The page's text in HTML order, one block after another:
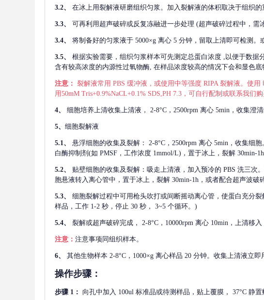
3.2、 在冰上用裂解液研磨组织匀浆。加入裂解液的体积取决于组织
3.3、 可再利用超声破碎或反复冻融进一步处理 (超声破碎过程中，需
3.4、 将制备好的匀浆液于 5000×g 离心 5 分钟，留取上清即可检测。
3.5、 根据实验需要，组织匀浆样本可先测定总蛋白浓度 ,以便于数据
含有较高浓度的内源性过氧物酶, 在样品浓度较高的情况下会和显色
注意： 裂解液常用 PBS 缓冲液，或使用中等强度 RIPA 裂解液。使
用50mM Tris+0.9%NaCL+0.1% SDS,PH 7.3，可自行配制或联系我们购
4、 细胞培养上清收集上清液， 2-8°C，2500rpm 离心 5min，收集澄
5、 细胞裂解液
5.1、 悬浮细胞的收集及裂解：
2-8°C，2500rpm 离心 5min，收集细
白酶抑制剂(如 PMSF，工作浓度 1mmol/L)，置于冰上，裂解 30min-
5.2、 贴壁细胞的收集及裂解：吸走上清液，加入预冷的 PBS 洗三次
胞悬液转入离心管中，置于冰上，裂解 30min-1h，或者配合超声波破
5.3、 细胞裂解过程中可用枪头吹打或间断摇动离心管，使蛋白充分裂
样品，工作 1-2 秒，停止 30 秒， 3~5 个循环。)
5.4、 裂解或超声破碎完成， 2-8°C，10000rpm 离心 10min，上清移
注意： 注意事项同组织样本。
6、 其他生物样本 2-8°C，1000×g 离心样品 20 分钟。收集上清液立
操作步骤：
步骤 1： 向孔中加入 100ul 标准品或待测样品，贴上覆膜， 37°C 静置